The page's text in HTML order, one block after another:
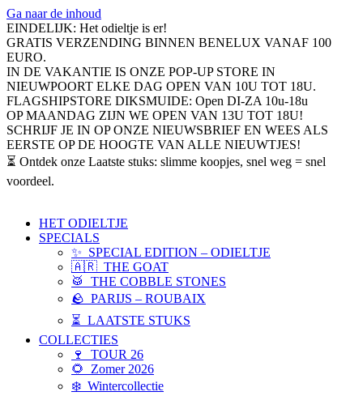
Ga naar de inhoud
EINDELIJK: Het odieltje is er!
GRATIS VERZENDING BINNEN BENELUX VANAF 100
EURO.
IN DE VAKANTIE IS ONZE POP-UP STORE IN
NIEUWPOORT ELKE DAG OPEN VAN 10U TOT 18U.
FLAGSHIPSTORE DIKSMUIDE: Open DI-ZA 10u-18u
OP MAANDAG ZIJN WE OPEN VAN 13U TOT 18U!
SCHRIJF JE IN OP ONZE NIEUWSBRIEF EN WEES ALS
EERSTE OP DE HOOGTE VAN ALLE NIEUWTJES!
⏳ Ontdek onze Laatste stuks: slimme koopjes, snel weg = snel
voordeel.
HET ODIELTJE
SPECIALS
✨ SPECIAL EDITION – ODIELTJE
🇦🇷 THE GOAT
🥁 THE COBBLE STONES
🪨 PARIJS – ROUBAIX
⏳ LAATSTE STUKS
COLLECTIES
🍷 TOUR 26
🌻 Zomer 2026
❄️ Wintercollectie